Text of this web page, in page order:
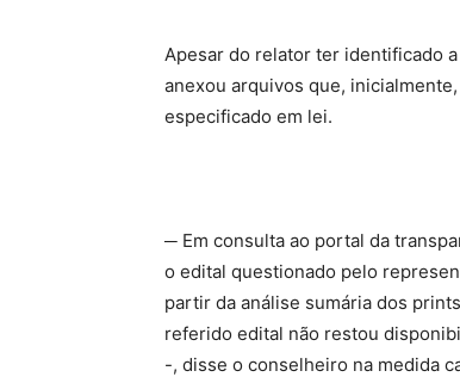
Apesar do relator ter identificado
anexou arquivos que,
especificado em lei.
─ Em consulta ao portal da
o edital questionado pelo
partir da análise sumária dos
referido edital não restou
-, disse o conselheiro na medida